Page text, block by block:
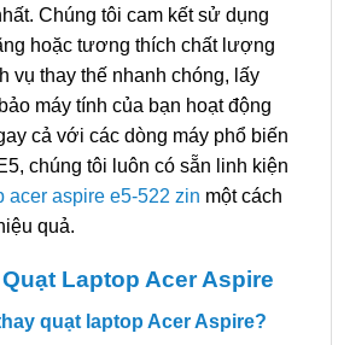
Chúng tôi cam kết sử dụng
hoặc tương thích chất lượng
vụ thay thế nhanh chóng, lấy
máy tính của bạn hoạt động
cả với các dòng máy phổ biến
chúng tôi luôn có sẵn linh kiện
acer aspire e5-522 zin một cách
quả.
Laptop Acer Aspire
quạt laptop Acer Aspire?